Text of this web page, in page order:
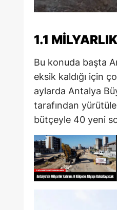
1.1
Bu konuda başta
eksik kaldığı için
aylarda Antalya
tarafından
bütçeyle 40 yeni